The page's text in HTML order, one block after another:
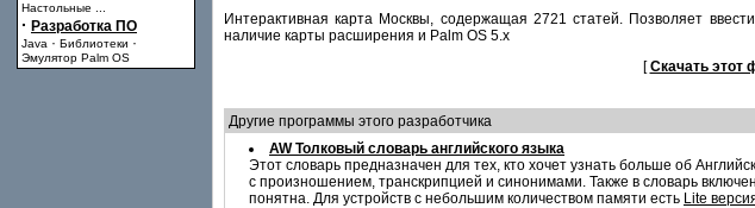
Настольные
· Разработка ПО
Java · Библиотеки ·
Эмулятор Palm OS
Интерактивная карта Москвы, содержащая 2721 статей. Позволяет
наличие карты расширения и Palm OS 5.x
[Скачать этот
Другие программы этого разработчика
AW Толковый словарь английского языка
Этот словарь предназначен для тех, кто хочет узнать больше об
с произношением, транскрипцией и синонимами. Также в словарь
понятна. Для устройств с небольшим количеством памяти есть Lite